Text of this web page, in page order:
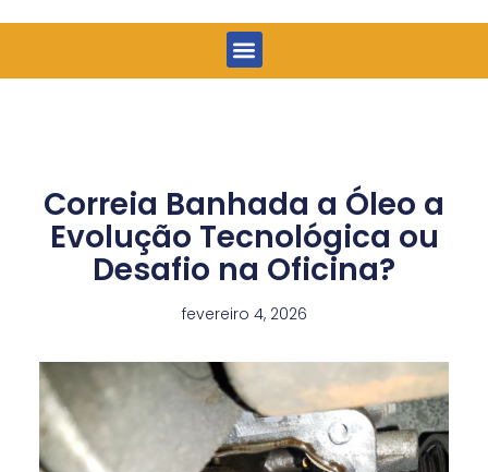
Menu
Correia Banhada a Óleo a
Evolução Tecnológica ou
Desafio na Oficina?
fevereiro 4, 2026